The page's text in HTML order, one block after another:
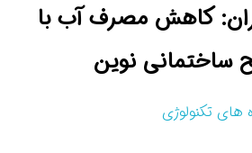
کاهش مصرف آب با
ساختمانی نوین
های تکنولوژی